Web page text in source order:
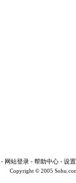
- 网站登录 - 帮助中心 - 设
Copyright © 2005